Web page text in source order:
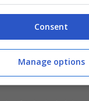
sostanziale
che riesce
(58-50).
Consent
Manage options